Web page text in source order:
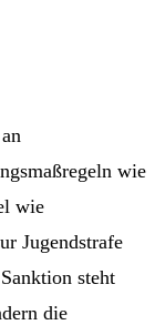
wie
wie
Jugendstrafe
steht
die